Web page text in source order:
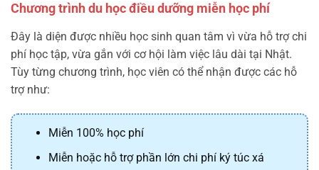
Chương trình du học điều dưỡng miễn học phí
Đây là diện được nhiều học sinh quan tâm vì vừa hỗ trợ chi
phí học tập, vừa gắn với cơ hội làm việc lâu dài tại Nhật.
Tùy từng chương trình, học viên có thể nhận được các hỗ
trợ như:
Miễn 100% học phí
Miễn hoặc hỗ trợ phần lớn chi phí ký túc xá